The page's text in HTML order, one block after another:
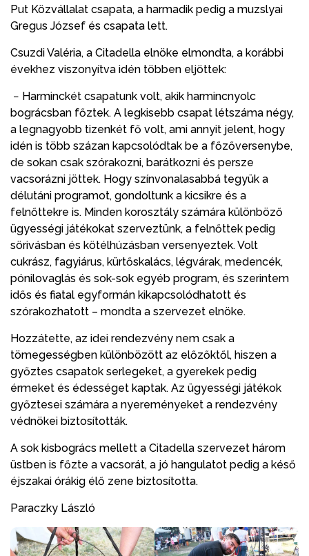
Put Közvállalat csapata, a harmadik pedig a muzslyai
Gregus József és csapata lett.
Csuzdi Valéria, a Citadella elnöke elmondta, a korábbi
évekhez viszonyítva idén többen eljöttek:
− Harminckét csapatunk volt, akik harmincnyolc
bográcsban főztek. A legkisebb csapat létszáma négy,
a legnagyobb tizenkét fő volt, ami annyit jelent, hogy
idén is több százan kapcsolódtak be a főzőversenybe,
de sokan csak szórakozni, barátkozni és persze
vacsorázni jöttek. Hogy színvonalasabbá tegyük a
délutáni programot, gondoltunk a kicsikre és a
felnőttekre is. Minden korosztály számára különböző
ügyességi játékokat szerveztünk, a felnőttek pedig
sörivásban és kötélhúzásban versenyeztek. Volt
cukrász, fagyiárus, kürtőskalács, légvárak, medencék,
pónilovaglás és sok-sok egyéb program, és szerintem
idős és fiatal egyformán kikapcsolódhatott és
szórakozhatott – mondta a szervezet elnöke.
Hozzátette, az idei rendezvény nem csak a
tömegességben különbözött az előzőktől, hiszen a
győztes csapatok serlegeket, a gyerekek pedig
érmeket és édességet kaptak. Az ügyességi játékok
győztesei számára a nyereményeket a rendezvény
védnökei biztosították.
A sok kisbogrács mellett a Citadella szervezet három
üstben is főzte a vacsorát, a jó hangulatot pedig a késő
éjszakai órákig élő zene biztosította.
Paraczky László